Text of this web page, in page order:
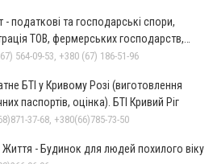
- податкові та господарські спори,
ТОВ, фермерських господарств,
фондів
564-09-53, +380 (67) 186-51-96
БТІ у Кривому Розі (виготовлення
паспортів, оцінка). БТІ Кривий Ріг
37-68, +380(66)785-73-50
Життя - Будинок для людей похилого віку